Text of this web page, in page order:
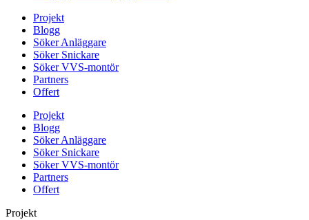
Projekt
Blogg
Söker Anläggare
Söker Snickare
Söker VVS-montör
Partners
Offert
Projekt
Blogg
Söker Anläggare
Söker Snickare
Söker VVS-montör
Partners
Offert
Projekt